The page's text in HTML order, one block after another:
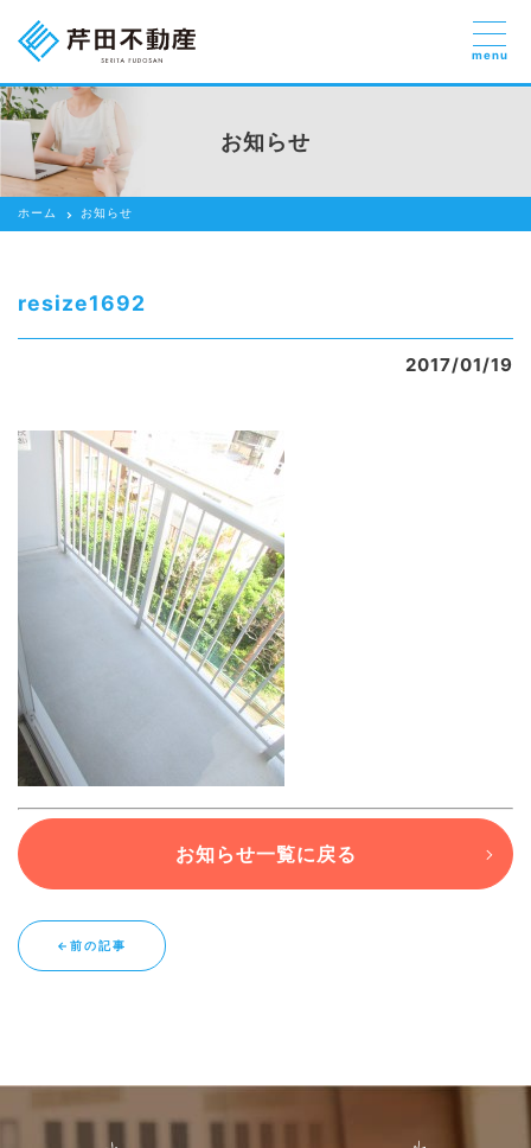
売りたい
貸したい方
借りたい
芹田不動産の強み
スタッフ紹介
会社紹介
ブログ
退去連絡フォームはこちら
お部屋探し専用LINEはこちら
menu
お知らせ
ホーム お知らせ
resize1692
2017/01/19
お知らせ一覧に戻る
←前の記事